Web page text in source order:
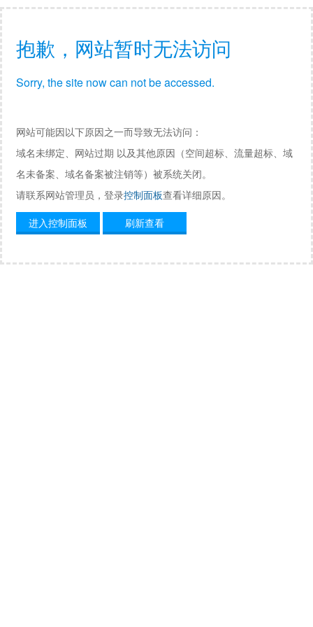
抱歉，网站暂时无法访问
Sorry, the site now can not be accessed.
网站可能因以下原因之一而导致无法访问：
域名未绑定、网站过期 以及其他原因（空间超标、流量超标、域
名未备案、域名备案被注销等）被系统关闭。
请联系网站管理员，登录控制面板查看详细原因。
进入控制面板
刷新查看